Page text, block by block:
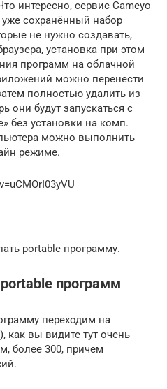
интересно, сервис Cameyo
сохранённый набор
не нужно создавать,
установка при этом
программ на облачной
можно перенести
полностью удалить из
они будут запускаться с
без установки на комп.
можно выполнить
режиме.
portable программу.
программ
переходим на
как вы видите тут очень
более 300, причем